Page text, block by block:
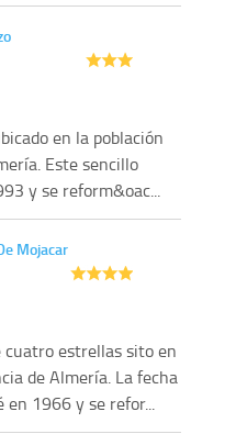
en la población
Este sencillo
y se reform&oac...
Mojacar
cuatro estrellas sito en
de Almería. La fecha
1966 y se refor...